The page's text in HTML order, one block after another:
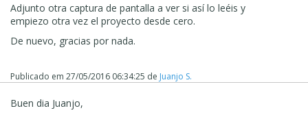
Adjunto otra captura de pantalla a ver si así lo leéis y
empiezo otra vez el proyecto desde cero.
De nuevo, gracias por nada.
Publicado em 27/05/2016 06:34:25 de Juanjo S.
Buen dia Juanjo,